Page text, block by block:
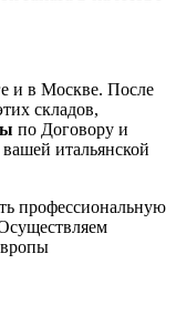
и в Москве. После
складов,
по Договору и
итальянской
профессиональную